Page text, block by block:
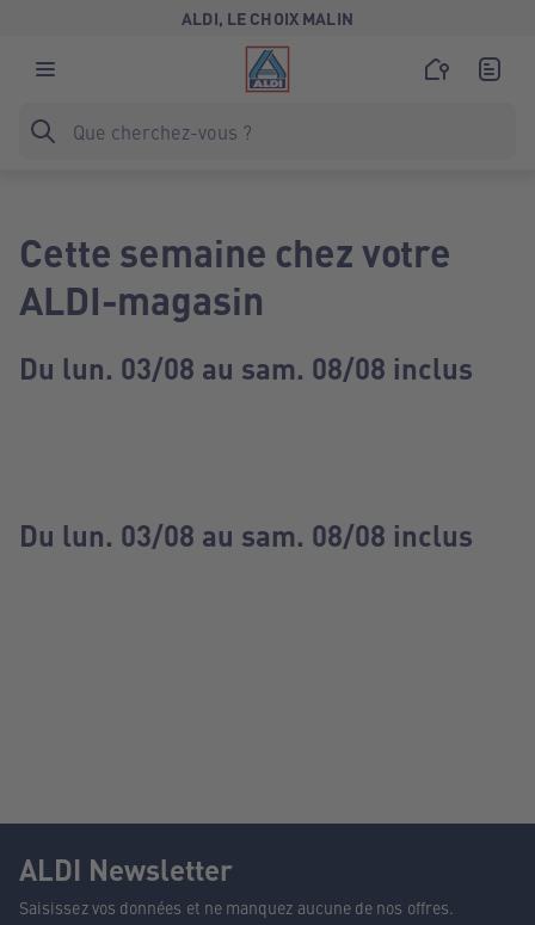
ALDI, LE CHOIX MALIN
Cette semaine chez votre
ALDI-magasin
Du lun. 03/08 au sam. 08/08 inclus
Du lun. 03/08 au sam. 08/08 inclus
ALDI Newsletter
Saisissez vos données et ne manquez aucune de nos offres.